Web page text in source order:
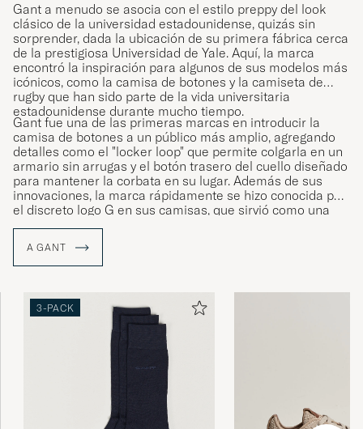
Gant a menudo se asocia con el estilo preppy del look
clásico de la universidad estadounidense, quizás sin
sorprender, dada la ubicación de su primera fábrica cerca
de la prestigiosa Universidad de Yale. Aquí, la marca
encontró la inspiración para algunos de sus modelos más
icónicos, como la camisa de botones y la camiseta de
rugby que han sido parte de la vida universitaria
estadounidense durante mucho tiempo.
Gant fue una de las primeras marcas en introducir la
camisa de botones a un público más amplio, agregando
detalles como el "locker loop" que permite colgarla en un
armario sin arrugas y el botón trasero del cuello diseñado
para mantener la corbata en su lugar. Además de sus
innovaciones, la marca rápidamente se hizo conocida por
el discreto logo G en sus camisas, que sirvió como una
especie de sello de calidad para sus clientes.
A GANT
3-PACK